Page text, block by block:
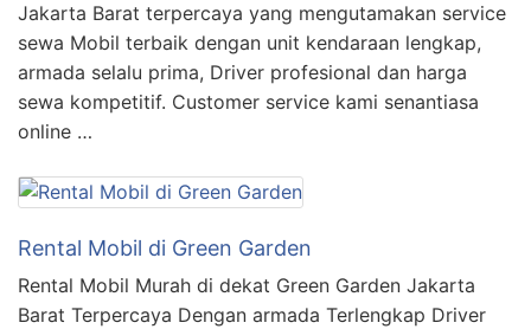
Jakarta Barat terpercaya yang mengutamakan service
sewa Mobil terbaik dengan unit kendaraan lengkap,
armada selalu prima, Driver profesional dan harga
sewa kompetitif. Customer service kami senantiasa
online …
Rental Mobil di Green Garden
Rental Mobil Murah di dekat Green Garden Jakarta
Barat Terpercaya Dengan armada Terlengkap Driver